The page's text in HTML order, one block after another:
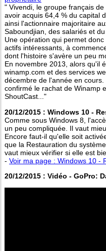
" Vivendi, le groupe français
avoir acquis 64,4 % du capital
ainsi l'actionnaire majoritaire
Saboundjian, des salariés et
Une opération qui permet
actifs intéressants, à
dont l'histoire s'avère un peu
En novembre 2013, alors qu'il
winamp.com et des services
décembre de l'année en
confirmé le rachat de Winamp
ShoutCast..."
20/12/2015 : Windows 10 -
Comme sous Windows 8,
un peu compliquée. Il vaut
Encore faut-il qu'elle soit
que la Restauration du
vaut mieux vérifier si elle est
- Voir ma page : Windows 10 -
20/12/2015 : Vidéo - GoPro: